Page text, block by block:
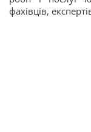
фахівців,